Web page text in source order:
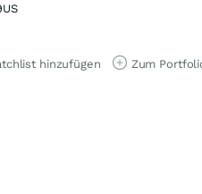
hinzufügen Zum